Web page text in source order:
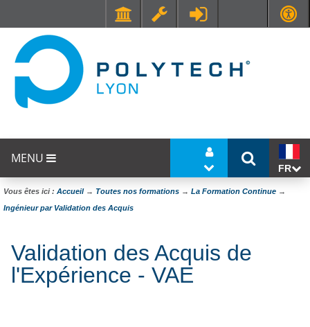
MENU
FR
Vous êtes ici : Accueil→ Toutes nos formations → La Formation Continue →
Ingénieur par Validation des Acquis
Validation des Acquis de
l'Expérience - VAE